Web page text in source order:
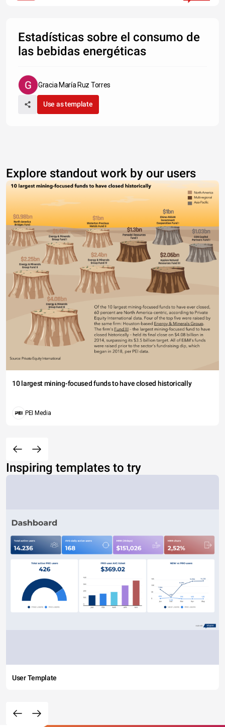
Estadísticas sobre el consumo de
las bebidas energéticas
Gracia María Ruz Torres
Use as template
Explore standout work by our users
10 largest mining-focused funds to have closed historically
PEI Media
Inspiring templates to try
User Template